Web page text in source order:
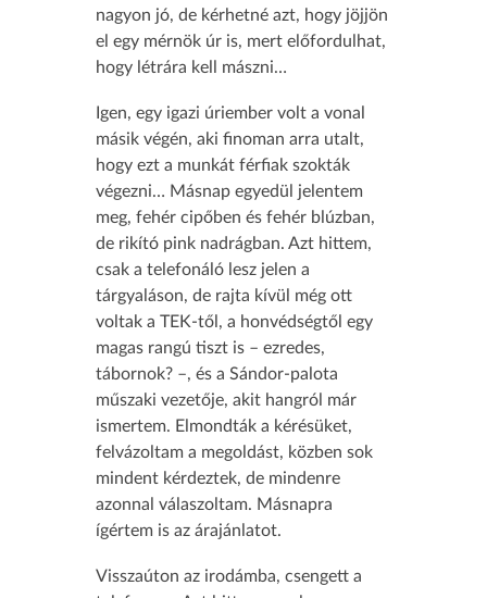
nagyon jó, de kérhetné azt, hogy jöjjön
el egy mérnök úr is, mert előfordulhat,
hogy létrára kell mászni…
Igen, egy igazi úriember volt a vonal
másik végén, aki finoman arra utalt,
hogy ezt a munkát férfiak szokták
végezni… Másnap egyedül jelentem
meg, fehér cipőben és fehér blúzban,
de rikító pink nadrágban. Azt hittem,
csak a telefonáló lesz jelen a
tárgyaláson, de rajta kívül még ott
voltak a TEK-től, a honvédségtől egy
magas rangú tiszt is – ezredes,
tábornok? –, és a Sándor-palota
műszaki vezetője, akit hangról már
ismertem. Elmondták a kérésüket,
felvázoltam a megoldást, közben sok
mindent kérdeztek, de mindenre
azonnal válaszoltam. Másnapra
ígértem is az árajánlatot.
Visszaúton az irodámba, csengett a